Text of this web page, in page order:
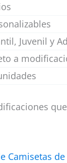
Juvenil y
a
Camisetas